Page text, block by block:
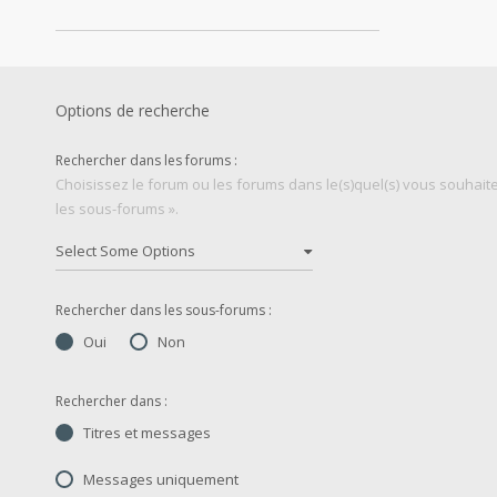
Options de recherche
Rechercher dans les forums :
Choisissez le forum ou les forums dans le(s)quel(s) vous
les sous-forums ».
Rechercher dans les sous-forums :
Oui Non
Rechercher dans :
Titres et messages
Messages uniquement